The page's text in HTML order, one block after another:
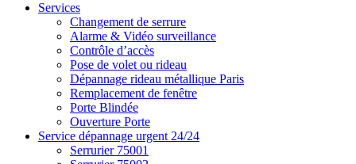
Services
Changement de serrure
Alarme & Vidéo surveillance
Contrôle d’accès
Pose de volet ou rideau
Dépannage rideau métallique Paris
Remplacement de fenêtre
Porte Blindée
Ouverture Porte
Service dépannage urgent 24/24
Serrurier 75001